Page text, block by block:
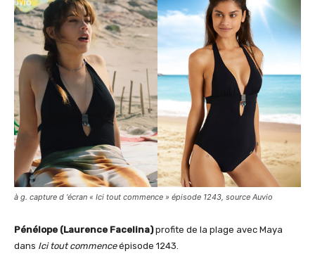
à g. capture d ‘écran « Ici tout commence » épisode 1243, source Auvio
Pénélope (Laurence Facelina)profite de la plage avec Maya
dans Ici tout commenceépisode 1243.